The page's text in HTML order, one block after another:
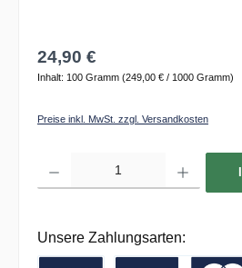
24,90 €
Inhalt: 100 Gramm (249,00 € / 1000 Gramm)
Preise inkl. MwSt. zzgl. Versandkosten
Unsere Zahlungsarten: